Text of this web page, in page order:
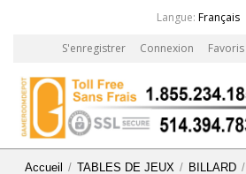
Langue: Français
S'enregistrer Connexion Favoris
Accueil / TABLES DE JEUX / BILLARD /